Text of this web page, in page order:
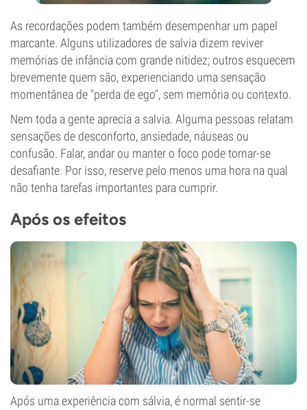
As recordações podem também desempenhar um papel
marcante. Alguns utilizadores de salvia dizem reviver
memórias de infância com grande nitidez; outros esquecem
brevemente quem são, experienciando uma sensação
momentânea de "perda de ego", sem memória ou contexto.
Nem toda a gente aprecia a salvia. Alguma pessoas relatam
sensações de desconforto, ansiedade, náuseas ou
confusão. Falar, andar ou manter o foco pode tornar-se
desafiante. Por isso, reserve pelo menos uma hora na qual
não tenha tarefas importantes para cumprir.
Após os efeitos
Após uma experiência com sálvia, é normal sentir-se